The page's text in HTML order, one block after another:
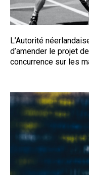
L’Autorité
d’amender le projet
concurrence sur les